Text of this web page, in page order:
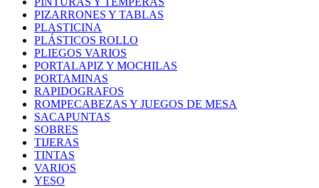
PIZARRONES Y TABLAS
PLASTICINA
PLÁSTICOS ROLLO
PLIEGOS VARIOS
PORTALAPIZ Y MOCHILAS
PORTAMINAS
RAPIDOGRAFOS
ROMPECABEZAS Y JUEGOS DE MESA
SACAPUNTAS
SOBRES
TIJERAS
TINTAS
VARIOS
YESO